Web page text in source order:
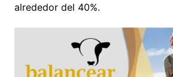
alrededor del 40%.